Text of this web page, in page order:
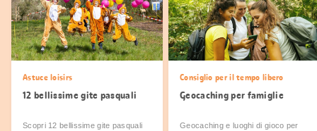
Astuce loisirs
12 bellissime gite pasquali
Scopri 12 bellissime gite pasquali
Consiglio per il tempo libero
Geocaching per famiglie
Geocaching e luoghi di gioco per